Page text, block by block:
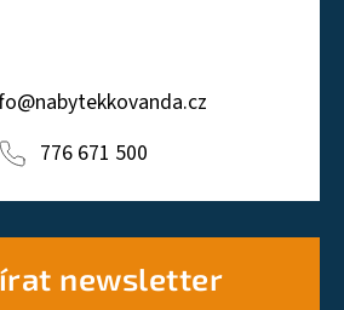
@nabytekkovanda.cz
776 671 500
newsletter